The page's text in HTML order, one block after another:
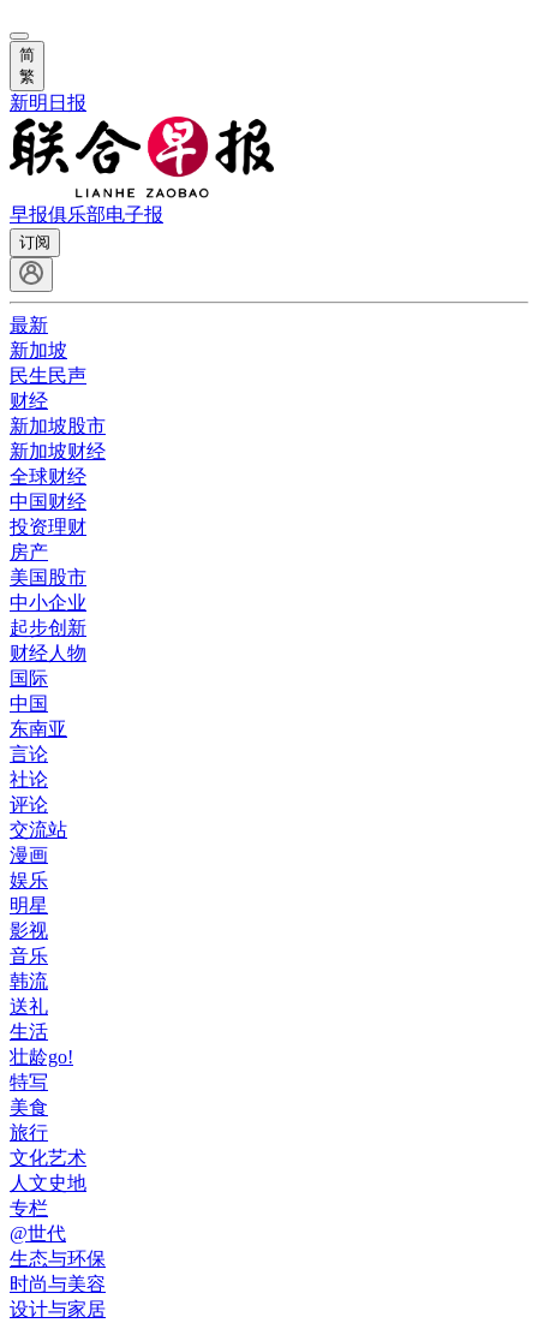
简
繁
新明日报
早报俱乐部电子报
订阅
最新
新加坡
民生民声
财经
新加坡股市
新加坡财经
全球财经
中国财经
投资理财
房产
美国股市
中小企业
起步创新
财经人物
国际
中国
东南亚
言论
社论
评论
交流站
漫画
娱乐
明星
影视
音乐
韩流
送礼
生活
壮龄go!
特写
美食
旅行
文化艺术
人文史地
专栏
@世代
生态与环保
时尚与美容
设计与家居